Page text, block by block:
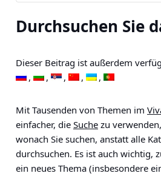
Durchsuchen Sie
Dieser Beitrag ist außerdem
Mit Tausenden von Themen im
einfacher, die Suche zu
wonach Sie suchen, anstatt alle
durchsuchen. Es ist auch wichtig,
ein neues Thema (insbesondere